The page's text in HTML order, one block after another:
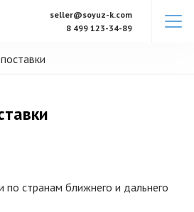
seller@soyuz-k.com
8 499 123-34-89
по странам ближнего и дальнего